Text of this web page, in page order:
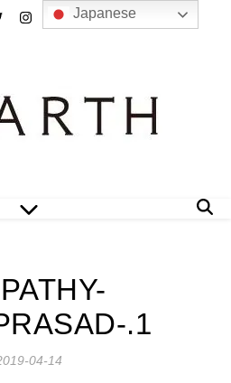
.1
04-14
Japanese